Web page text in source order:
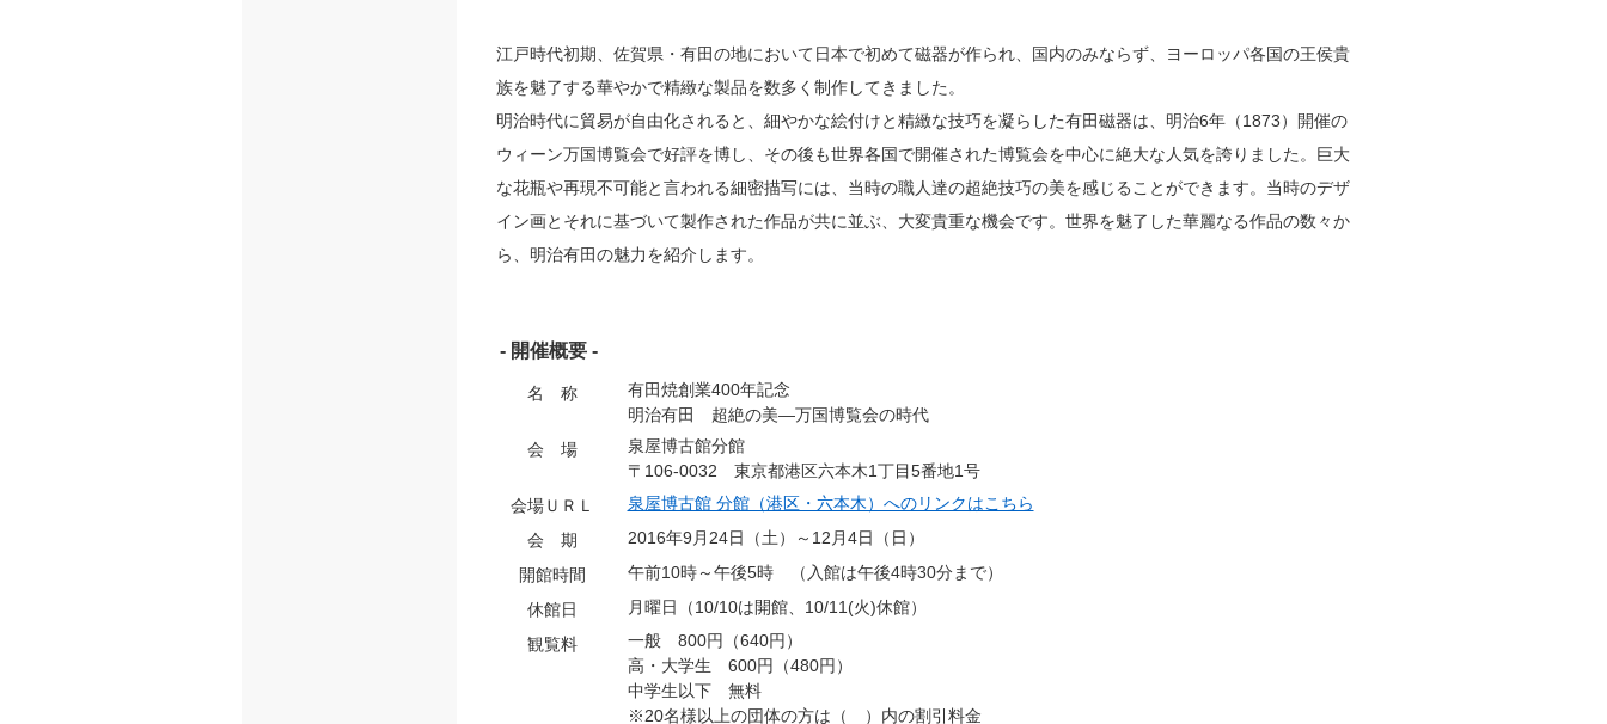
江戸時代初期、佐賀県・有田の地において日本で初めて磁器が作られ、国内のみならず、ヨーロッパ各国の王侯貴
族を魅了する華やかで精緻な製品を数多く制作してきました。
明治時代に貿易が自由化されると、細やかな絵付けと精緻な技巧を凝らした有田磁器は、明治6年（1873）開催の
ウィーン万国博覧会で好評を博し、その後も世界各国で開催された博覧会を中心に絶大な人気を誇りました。巨大
な花瓶や再現不可能と言われる細密描写には、当時の職人達の超絶技巧の美を感じることができます。当時のデザ
イン画とそれに基づいて製作された作品が共に並ぶ、大変貴重な機会です。世界を魅了した華麗なる作品の数々か
ら、明治有田の魅力を紹介します。
- 開催概要 -
名 称
有田焼創業400年記念
明治有田 超絶の美―万国博覧会の時代
会 場
泉屋博古館分館
〒106-0032 東京都港区六本木1丁目5番地1号
会場ＵＲＬ
泉屋博古館 分館（港区・六本木）へのリンクはこちら
会 期
2016年9月24日（土）～12月4日（日）
開館時間
午前10時～午後5時 （入館は午後4時30分まで）
休館日
月曜日（10/10は開館、10/11(火)休館）
観覧料
一般 800円（640円）
高・大学生 600円（480円）
中学生以下 無料
※20名様以上の団体の方は（ ）内の割引料金